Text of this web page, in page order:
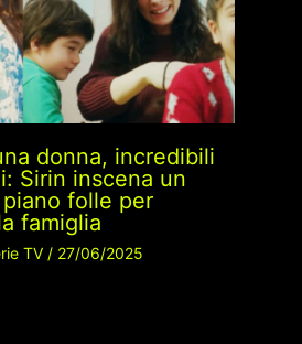
donna, incredibili
Sirin inscena un
folle per
famiglia
TV/ 27/06/2025